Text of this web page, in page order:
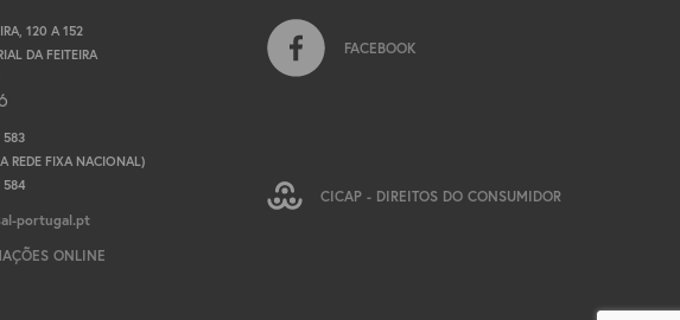
120 A 152
DA FEITEIRA
583
REDE FIXA NACIONAL)
584
portugal.pt
ONLINE
FACEBOOK
CICAP - DIREITOS DO CONSUMIDOR